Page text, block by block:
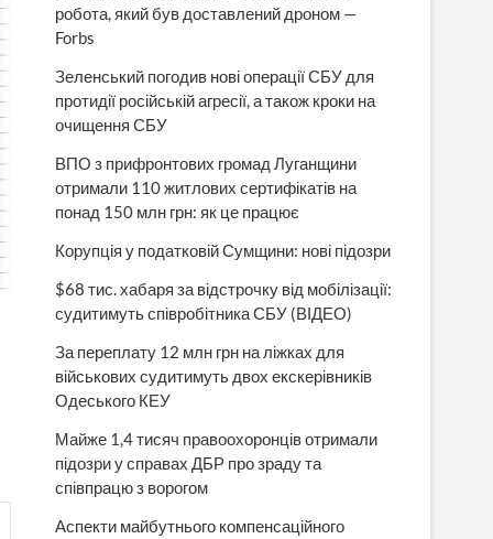
робота, який був доставлений дроном —
Forbs
Зеленський погодив нові операції СБУ для
протидії російській агресії, а також кроки на
очищення СБУ
ВПО з прифронтових громад Луганщини
отримали 110 житлових сертифікатів на
понад 150 млн грн: як це працює
Корупція у податковій Сумщини: нові підозри
$68 тис. хабаря за відстрочку від мобілізації:
судитимуть співробітника СБУ (ВІДЕО)
За переплату 12 млн грн на ліжках для
військових судитимуть двох екскерівників
Одеського КЕУ
Майже 1,4 тисяч правоохоронців отримали
підозри у справах ДБР про зраду та
співпрацю з ворогом
Аспекти майбутнього компенсаційного